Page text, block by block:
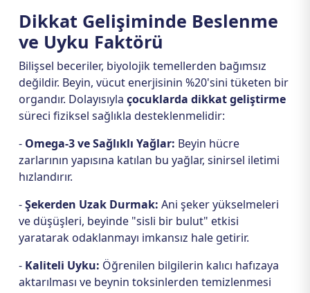
Dikkat Gelişiminde Beslenme
ve Uyku Faktörü
Bilişsel beceriler, biyolojik temellerden bağımsız
değildir. Beyin, vücut enerjisinin %20'sini tüketen bir
organdır. Dolayısıyla çocuklarda dikkat geliştirme
süreci fiziksel sağlıkla desteklenmelidir:
- Omega-3 ve Sağlıklı Yağlar: Beyin hücre
zarlarının yapısına katılan bu yağlar, sinirsel iletimi
hızlandırır.
-Şekerden Uzak Durmak: Ani şeker yükselmeleri
ve düşüşleri, beyinde "sisli bir bulut" etkisi
yaratarak odaklanmayı imkansız hale getirir.
- Kaliteli Uyku: Öğrenilen bilgilerin kalıcı hafızaya
aktarılması ve beynin toksinlerden temizlenmesi